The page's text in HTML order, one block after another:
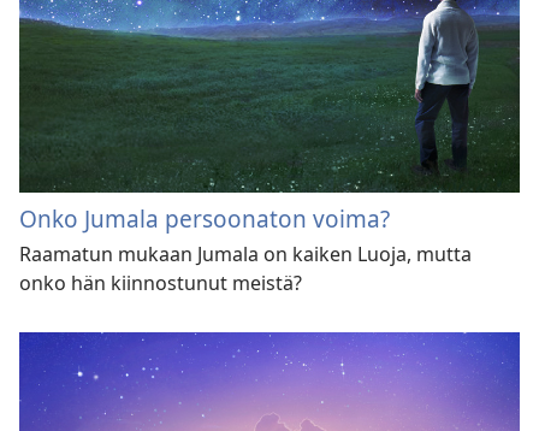
Onko Jumala persoonaton voima?
Raamatun mukaan Jumala on kaiken Luoja, mutta
onko hän kiinnostunut meistä?